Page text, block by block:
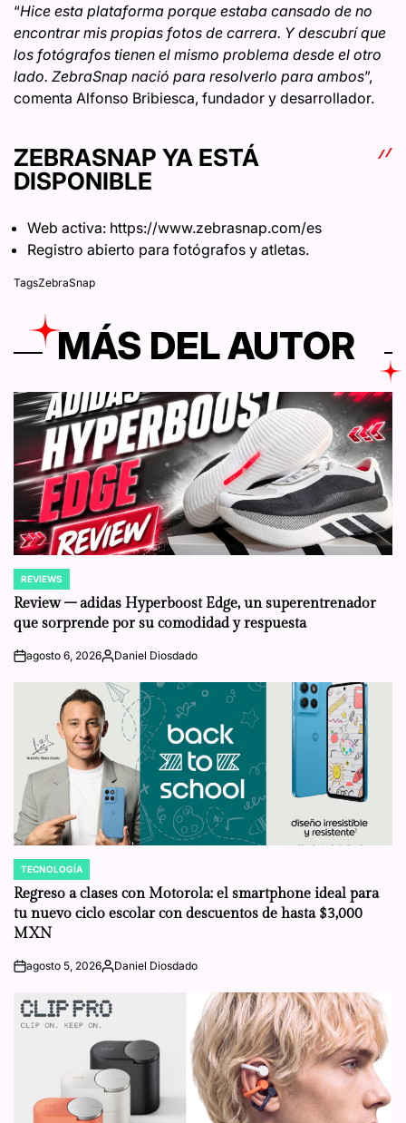
“Hice esta plataforma porque estaba cansado de no
encontrar mis propias fotos de carrera. Y descubrí que
los fotógrafos tienen el mismo problema desde el otro
lado. ZebraSnap nació para resolverlo para ambos”,
comenta Alfonso Bribiesca, fundador y desarrollador.
ZEBRASNAP YA ESTÁ
DISPONIBLE
Web activa: https://www.zebrasnap.com/es
Registro abierto para fotógrafos y atletas.
TagsZebraSnap
MÁS DEL AUTOR
POSTED
IN
REVIEWS
Review – adidas Hyperboost Edge, un superentrenador
que sorprende por su comodidad y respuesta
onagosto 6, 2026Posted
Daniel Diosdado
POSTED
IN
TECNOLOGÍA
Regreso a clases con Motorola: el smartphone ideal para
tu nuevo ciclo escolar con descuentos de hasta $3,000
MXN
onagosto 5, 2026Posted
Daniel Diosdado